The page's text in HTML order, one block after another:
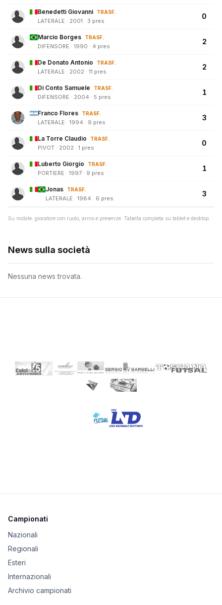
Benedetti Giovanni TRASF.
LATERALE · 2001 · 3 pres
0
Marcio Borges TRASF.
DIFENSORE · 1990 · 4 pres
2
De Donato Antonio TRASF.
LATERALE · 2002 · 11 pres
2
Di Conto Samuele TRASF.
DIFENSORE · 2004 · 5 pres
1
Franco Flores TRASF.
LATERALE · 1994 · 9 pres
3
La Torre Claudio TRASF.
PIVOT · 2002 · 1 pres
0
Luberto Giorgio TRASF.
PORTIERE · 1997 · 9 pres
1
Jonas TRASF.
LATERALE · 1984 · 6 pres
3
Su mobile: giocatore con ruolo, anno e presenze. Tabella completa su tablet e desktop.
News sulla società
Nessuna news trovata.
Campionati
Nazionali
Regionali
Esteri
Internazionali
Archivio campionati